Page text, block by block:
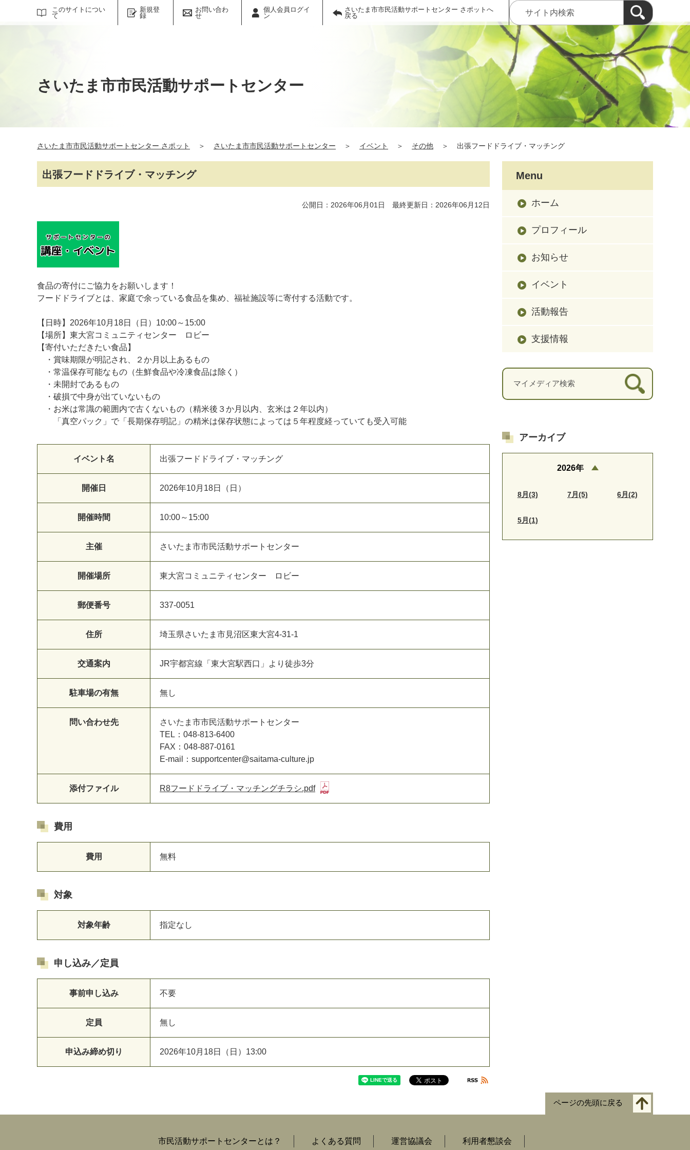
このサイトについ
て
新規登
録
お問い合わ
せ
個人会員ログイ
ン
さいたま市市民活動サポートセンター さポットへ
戻る
サイト内検索
さいたま市市民活動サポートセンター
さいたま市市民活動サポートセンター さポット ＞ さいたま市市民活動サポートセンター ＞ イベント ＞ その他 ＞ 出張フードドライブ・マッチング
出張フードドライブ・マッチング
公開日：2026年06月01日 最終更新日：2026年06月12日
食品の寄付にご協力をお願いします！
フードドライブとは、家庭で余っている食品を集め、福祉施設等に寄付する活動です。
【日時】2026年10月18日（日）10:00～15:00
【場所】東大宮コミュニティセンター ロビー
【寄付いただきたい食品】
・賞味期限が明記され、２か月以上あるもの
・常温保存可能なもの（生鮮食品や冷凍食品は除く）
・未開封であるもの
・破損で中身が出ていないもの
・お米は常識の範囲内で古くないもの（精米後３か月以内、玄米は２年以内）
「真空パック」で「長期保存明記」の精米は保存状態によっては５年程度経っていても受入可能
イベント名 出張フードドライブ・マッチング
開催日 2026年10月18日（日）
開催時間 10:00～15:00
主催 さいたま市市民活動サポートセンター
開催場所 東大宮コミュニティセンター ロビー
郵便番号 337-0051
住所 埼玉県さいたま市見沼区東大宮4-31-1
交通案内 JR宇都宮線「東大宮駅西口」より徒歩3分
駐車場の有無 無し
問い合わせ先
さいたま市市民活動サポートセンター
TEL：048-813-6400
FAX：048-887-0161
E-mail：supportcenter@saitama-culture.jp
添付ファイル R8フードドライブ・マッチングチラシ.pdf
費用
費用 無料
対象
対象年齢 指定なし
申し込み／定員
事前申し込み 不要
定員 無し
申込み締め切り 2026年10月18日（日）13:00
Menu
ホーム
プロフィール
お知らせ
イベント
活動報告
支援情報
マイメディア検索
アーカイブ
2026年
8月(3) 7月(5) 6月(2)
5月(1)
ページの先頭に戻る
市民活動サポートセンターとは？ よくある質問 運営協議会 利用者懇談会